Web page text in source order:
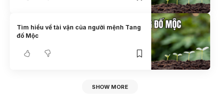
Tìm hiểu về tài vận của người mệnh Tang
đố Mộc
SHOW MORE